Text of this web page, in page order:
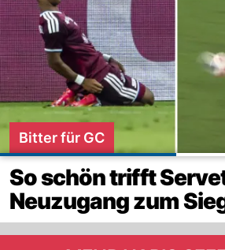
Bitter für GC
So schön trifft
Neuzugang zum